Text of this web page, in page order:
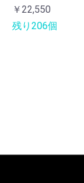
￥22,550
残り206個